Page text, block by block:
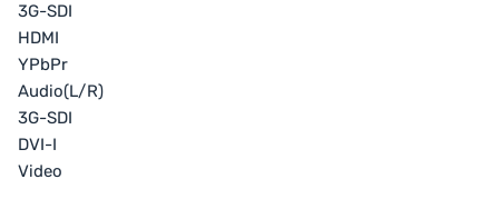
3G-SDI
HDMI
YPbPr
Audio(L/R)
3G-SDI
DVI-I
Video